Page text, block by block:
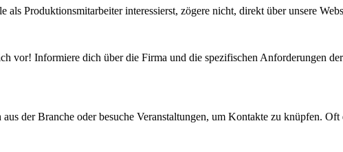
Produktionsmitarbeiter interessierst, zögere nicht, direkt über unsere
vor! Informiere dich über die Firma und die spezifischen Anforderungen
der Branche oder besuche Veranstaltungen, um Kontakte zu knüpfen.